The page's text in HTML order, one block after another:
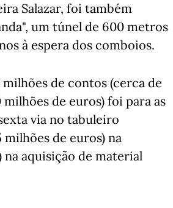
Salazar, foi também
um túnel de 600 metros
à espera dos comboios.
de contos (cerca de
de euros) foi para as
via no tabuleiro
de euros) na
na aquisição de material